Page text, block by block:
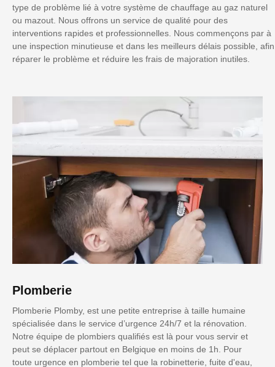
type de problème lié à votre système de chauffage au gaz naturel
ou mazout. Nous offrons un service de qualité pour des
interventions rapides et professionnelles. Nous commençons par à
une inspection minutieuse et dans les meilleurs délais possible, afin
réparer le problème et réduire les frais de majoration inutiles.
Plomberie
Plomberie Plomby, est une petite entreprise à taille humaine
spécialisée dans le service d’urgence 24h/7 et la rénovation.
Notre équipe de plombiers qualifiés est là pour vous servir et
peut se déplacer partout en Belgique en moins de 1h. Pour
toute urgence en plomberie tel que la robinetterie, fuite d'eau,